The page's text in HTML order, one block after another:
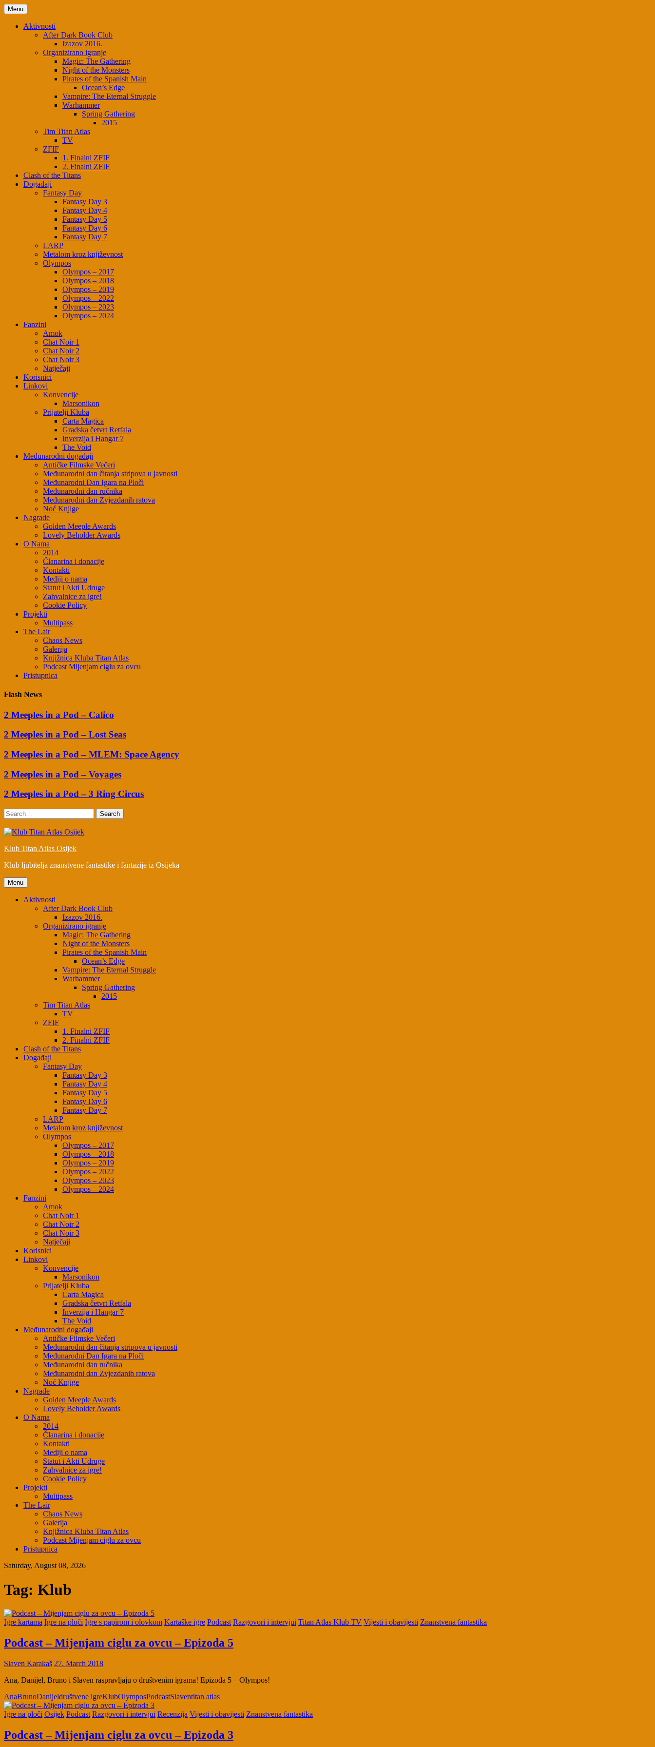
Skip
to
content
Menu
Aktivnosti
After Dark Book Club
Izazov 2016.
Organizirano igranje
Magic: The Gathering
Night of the Monsters
Pirates of the Spanish Main
Ocean’s Edge
Vampire: The Eternal Struggle
Warhammer
Spring Gathering
2015
Tim Titan Atlas
TV
ZFIF
1. Finalni ZFIF
2. Finalni ZFIF
Clash of the Titans
Događaji
Fantasy Day
Fantasy Day 3
Fantasy Day 4
Fantasy Day 5
Fantasy Day 6
Fantasy Day 7
LARP
Metalom kroz književnost
Olympos
Olympos – 2017
Olympos – 2018
Olympos – 2019
Olympos – 2022
Olympos – 2023
Olympos – 2024
Fanzini
Amok
Chat Noir 1
Chat Noir 2
Chat Noir 3
Natječaji
Korisnici
Linkovi
Konvencije
Marsonikon
Prijatelji Kluba
Carta Magica
Gradska četvrt Retfala
Inverzija i Hangar 7
The Void
Međunarodni događaji
Antičke Filmske Večeri
Međunarodni dan čitanja stripova u javnosti
Međunarodni Dan Igara na Ploči
Međunarodni dan ručnika
Međunarodni dan Zvjezdanih ratova
Noć Knjige
Nagrade
Golden Meeple Awards
Lovely Beholder Awards
O Nama
2014
Članarina i donacije
Kontakti
Mediji o nama
Statut i Akti Udruge
Zahvalnice za igre!
Cookie Policy
Projekti
Multipass
The Lair
Chaos News
Galerija
Knjižnica Kluba Titan Atlas
Podcast Mijenjam ciglu za ovcu
Pristupnica
Flash News
2 Meeples in a Pod – Calico
2 Meeples in a Pod – Lost Seas
2 Meeples in a Pod – MLEM: Space Agency
2 Meeples in a Pod – Voyages
2 Meeples in a Pod – 3 Ring Circus
Search
Klub Titan Atlas Osijek
Klub ljubitelja znanstvene fantastike i fantazije iz Osijeka
Menu
Aktivnosti
After Dark Book Club
Izazov 2016.
Organizirano igranje
Magic: The Gathering
Night of the Monsters
Pirates of the Spanish Main
Ocean’s Edge
Vampire: The Eternal Struggle
Warhammer
Spring Gathering
2015
Tim Titan Atlas
TV
ZFIF
1. Finalni ZFIF
2. Finalni ZFIF
Clash of the Titans
Događaji
Fantasy Day
Fantasy Day 3
Fantasy Day 4
Fantasy Day 5
Fantasy Day 6
Fantasy Day 7
LARP
Metalom kroz književnost
Olympos
Olympos – 2017
Olympos – 2018
Olympos – 2019
Olympos – 2022
Olympos – 2023
Olympos – 2024
Fanzini
Amok
Chat Noir 1
Chat Noir 2
Chat Noir 3
Natječaji
Korisnici
Linkovi
Konvencije
Marsonikon
Prijatelji Kluba
Carta Magica
Gradska četvrt Retfala
Inverzija i Hangar 7
The Void
Međunarodni događaji
Antičke Filmske Večeri
Međunarodni dan čitanja stripova u javnosti
Međunarodni Dan Igara na Ploči
Međunarodni dan ručnika
Međunarodni dan Zvjezdanih ratova
Noć Knjige
Nagrade
Golden Meeple Awards
Lovely Beholder Awards
O Nama
2014
Članarina i donacije
Kontakti
Mediji o nama
Statut i Akti Udruge
Zahvalnice za igre!
Cookie Policy
Projekti
Multipass
The Lair
Chaos News
Galerija
Knjižnica Kluba Titan Atlas
Podcast Mijenjam ciglu za ovcu
Pristupnica
Saturday, August 08, 2026
Tag: Klub
Igre kartama Igre na ploči Igre s papirom i olovkom Kartaške igre Podcast Razgovori i intervjui Titan Atlas Klub TV Vijesti i obavijesti Znanstvena fantastika
Podcast – Mijenjam ciglu za ovcu – Epizoda 5
Slaven Karakaš 27. March 2018
Ana, Danijel, Bruno i Slaven raspravljaju o društvenim igrama! Epizoda 5 – Olympos!
AnaBrunoDanijeldruštvene igreKlubOlymposPodcastSlaventitan atlas
Igre na ploči Osijek Podcast Razgovori i intervjui Recenzija Vijesti i obavijesti Znanstvena fantastika
Podcast – Mijenjam ciglu za ovcu – Epizoda 3